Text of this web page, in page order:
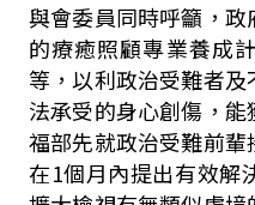
與會委員同時呼籲，
的療癒照顧專業養成
等，以利政治受難者
法承受的身心創傷，
福部先就政治受難前輩
在1個月內提出有效解